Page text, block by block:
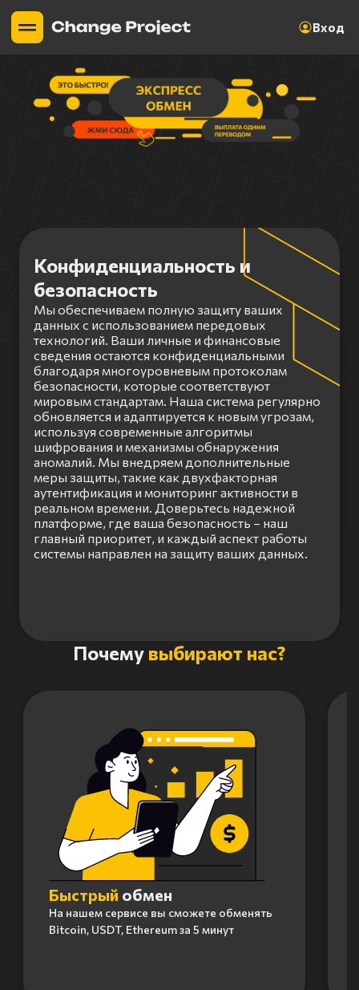
Вход
Конфиденциальность и
безопасность
Мы обеспечиваем полную защиту ваших
данных с использованием передовых
технологий. Ваши личные и финансовые
сведения остаются конфиденциальными
благодаря многоуровневым протоколам
безопасности, которые соответствуют
мировым стандартам. Наша система регулярно
обновляется и адаптируется к новым угрозам,
используя современные алгоритмы
шифрования и механизмы обнаружения
аномалий. Мы внедряем дополнительные
меры защиты, такие как двухфакторная
аутентификация и мониторинг активности в
реальном времени. Доверьтесь надежной
платформе, где ваша безопасность – наш
главный приоритет, и каждый аспект работы
системы направлен на защиту ваших данных.
Почему выбирают нас?
Быстрый обмен
На нашем сервисе вы сможете обменять
Bitcoin, USDT, Ethereum за 5 минут